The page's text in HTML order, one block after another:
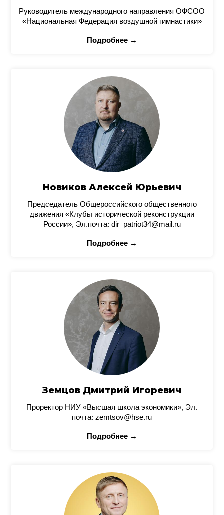
Руководитель международного направления ОФСОО
«Национальная Федерация воздушной гимнастики»
Подробнее →
Новиков Алексей Юрьевич
Председатель Общероссийского общественного
движения «Клубы исторической реконструкции
России», Эл.почта: dir_patriot34@mail.ru
Подробнее →
Земцов Дмитрий Игоревич
Проректор НИУ «Высшая школа экономики», Эл.
почта: zemtsov@hse.ru
Подробнее →